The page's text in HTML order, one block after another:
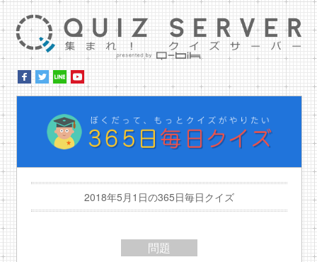
2018年5月1日の365日毎日クイズ
問題